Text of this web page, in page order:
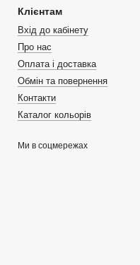
Клієнтам
Вхід до кабінету
Про нас
Оплата і доставка
Обмін та повернення
Контакти
Каталог кольорів
Ми в соцмережах